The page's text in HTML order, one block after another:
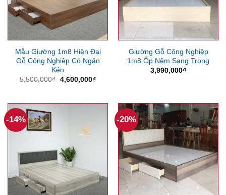
Mẫu Giường 1m8 Hiện Đại
Gỗ Công Nghiệp Có Ngăn
Kéo
5,500,000₫ Giá
4,600,000₫Giá
4,600,000₫.
Giường Gỗ Công Nghiệp
1m8 Ốp Nệm Sang Trọng
3,990,000₫
-14% -20%